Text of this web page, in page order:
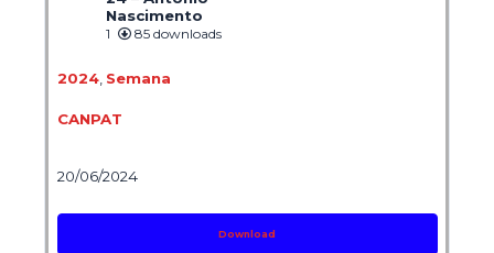
Nascimento
1 85 downloads
2024, Semana
CANPAT
20/06/2024
Download